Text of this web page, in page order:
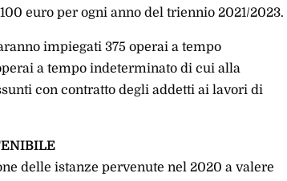
euro per ogni anno del triennio 2021/2023.
impiegati 375 operai a tempo
a tempo indeterminato di cui alla
con contratto degli addetti ai lavori di
delle istanze pervenute nel 2020 a valere